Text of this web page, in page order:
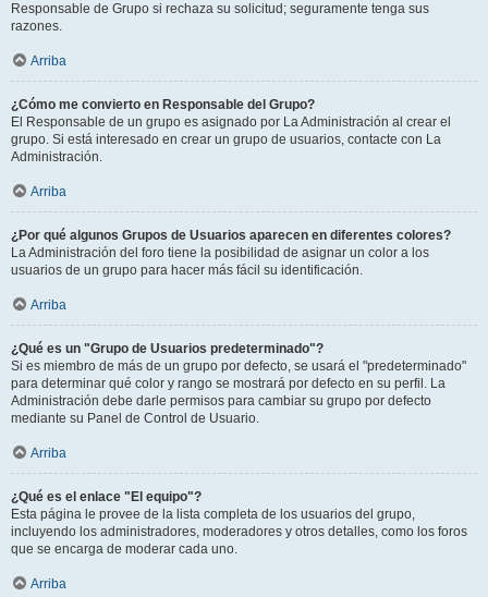
Responsable de Grupo si rechaza su solicitud; seguramente tenga sus
razones.
Arriba
¿Cómo me convierto en Responsable del Grupo?
El Responsable de un grupo es asignado por La Administración al crear el
grupo. Si está interesado en crear un grupo de usuarios, contacte con La
Administración.
Arriba
¿Por qué algunos Grupos de Usuarios aparecen en diferentes colores?
La Administración del foro tiene la posibilidad de asignar un color a los
usuarios de un grupo para hacer más fácil su identificación.
Arriba
¿Qué es un "Grupo de Usuarios predeterminado"?
Si es miembro de más de un grupo por defecto, se usará el "predeterminado"
para determinar qué color y rango se mostrará por defecto en su perfil. La
Administración debe darle permisos para cambiar su grupo por defecto
mediante su Panel de Control de Usuario.
Arriba
¿Qué es el enlace "El equipo"?
Esta página le provee de la lista completa de los usuarios del grupo,
incluyendo los administradores, moderadores y otros detalles, como los foros
que se encarga de moderar cada uno.
Arriba